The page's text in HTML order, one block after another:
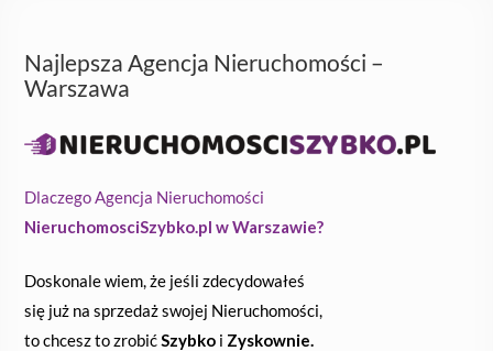
Najlepsza Agencja Nieruchomości –
Warszawa
Dlaczego Agencja Nieruchomości
NieruchomosciSzybko.pl w Warszawie?
Doskonale wiem, że jeśli zdecydowałeś
się już na sprzedaż swojej Nieruchomości,
to chcesz to zrobićSzybko i Zyskownie.